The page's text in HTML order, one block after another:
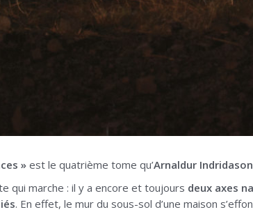
»est le quatrième tome qu’Arnaldur Indridason
qui marche : il y a encore et toujours deux axes
. En effet, le mur du sous-sol d’une maison